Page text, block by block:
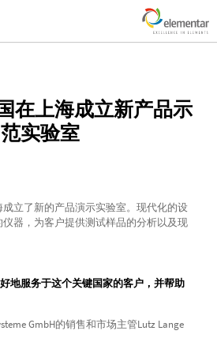
在上海成立新产品示
范实验室
成立了新的产品演示实验室。现代化的设
器，为客户提供测试样品的分析以及现
地服务于这个关键国家的客户，并帮助
GmbH的销售和市场主管Lutz Lange